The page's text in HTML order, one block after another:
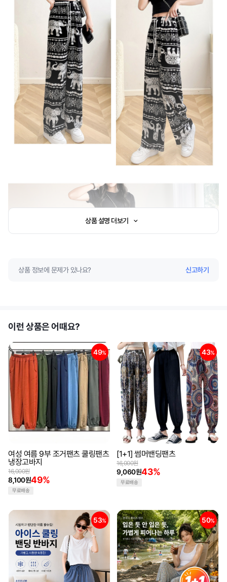
상품 설명 더보기
상품 정보에 문제가 있나요? 신고하기
이런 상품은 어때요?
49%
여성 여름 9부 조거팬츠 쿨링팬츠
냉장고바지
8,100원49%
16,000원
무료배송
43%
[1+1] 썸머밴딩팬츠
9,060원43%
16,000원
무료배송
53% 50%